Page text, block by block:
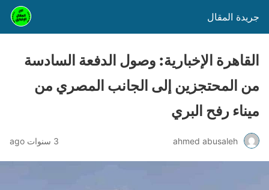
جريدة المقال
القاهرة الإخبارية: وصول الدفعة السادسة
من المحتجزين إلى الجانب المصري من
ميناء رفح البري
ahmed abusaleh 3 سنوات ago